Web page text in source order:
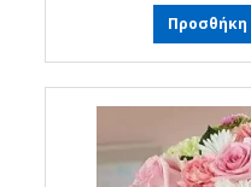
Προσθήκη